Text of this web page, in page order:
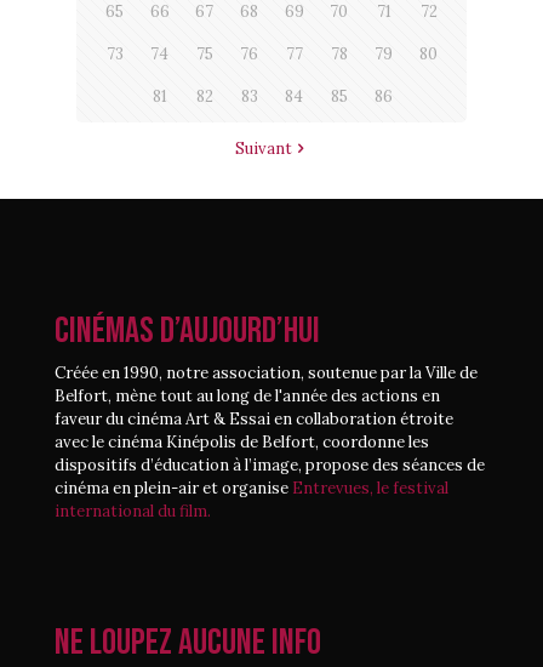
65 66 67 68 69 70 71 72
73 74 75 76 77 78 79 80
81 82 83 84 85 86
Suivant
CINÉMAS D’AUJOURD’HUI
Créée en 1990, notre association, soutenue par la Ville de
Belfort, mène tout au long de l'année des actions en
faveur du cinéma Art & Essai en collaboration étroite
avec le cinéma Kinépolis de Belfort, coordonne les
dispositifs d’éducation à l’image, propose des séances de
cinéma en plein-air et organise Entrevues, le festival
international du film.
Ne loupez aucune info